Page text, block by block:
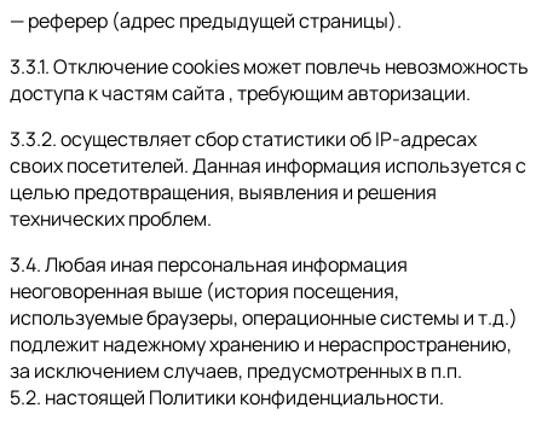
— реферер (адрес предыдущей страницы).
3.3.1. Отключение cookies может повлечь невозможность
доступа к частям сайта , требующим авторизации.
3.3.2. осуществляет сбор статистики об IP-адресах
своих посетителей. Данная информация используется с
целью предотвращения, выявления и решения
технических проблем.
3.4. Любая иная персональная информация
неоговоренная выше (история посещения,
используемые браузеры, операционные системы и т.д.)
подлежит надежному хранению и нераспространению,
за исключением случаев, предусмотренных в п.п.
5.2. настоящей Политики конфиденциальности.